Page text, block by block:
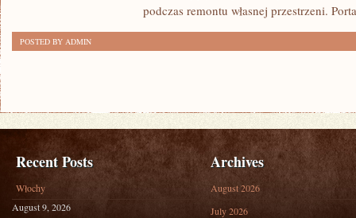
podczas remontu własnej przestrzeni.
POSTED BY ADMIN
Recent Posts
Włochy
August 9, 2026
Archives
August 2026
July 2026